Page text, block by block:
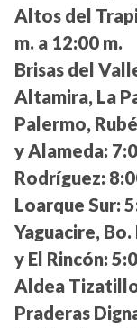
Altos del
m. a 12:00 m.
Brisas del
Altamira, La
Palermo,
y Alameda:
Rodríguez:
Loarque Sur:
Yaguacire,
y El Rincón:
Aldea
Praderas